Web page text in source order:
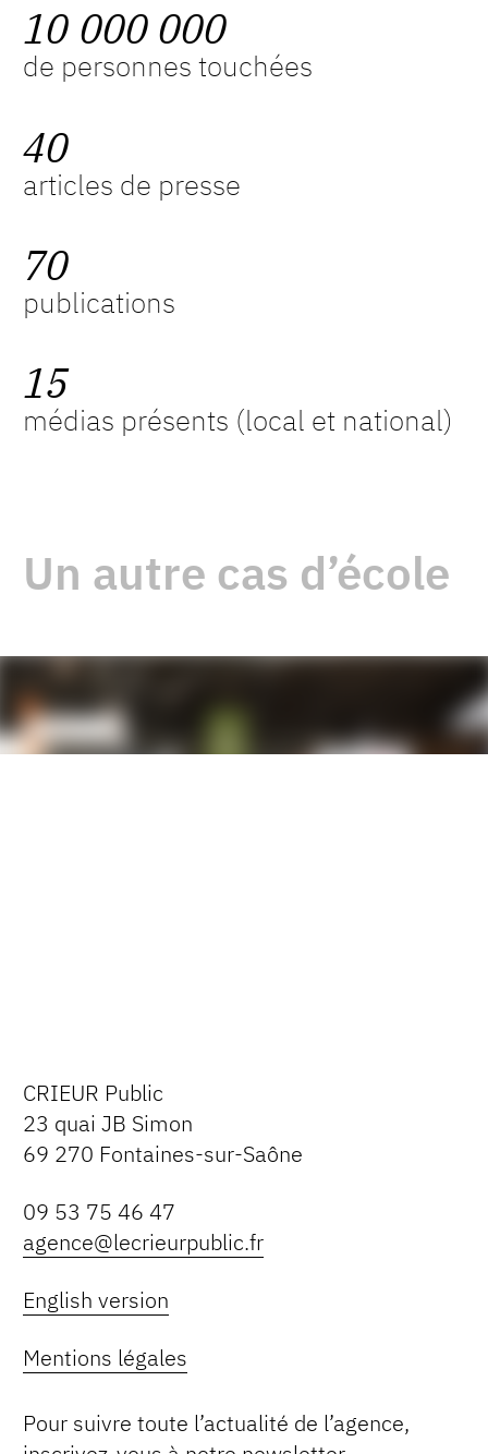
10 000 000
de personnes touchées
40
articles de presse
70
publications
15
médias présents (local et national)
Un autre cas d’école
CRIEUR Public
23 quai JB Simon
69 270 Fontaines-sur-Saône
09 53 75 46 47
agence@lecrieurpublic.fr
English version
Mentions légales
Pour suivre toute l’actualité de l’agence,